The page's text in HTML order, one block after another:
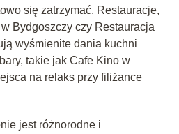
się zatrzymać. Restauracje,
Bydgoszczy czy Restauracja
wyśmienite dania kuchni
takie jak Cafe Kino w
na relaks przy filiżance
jest różnorodne i